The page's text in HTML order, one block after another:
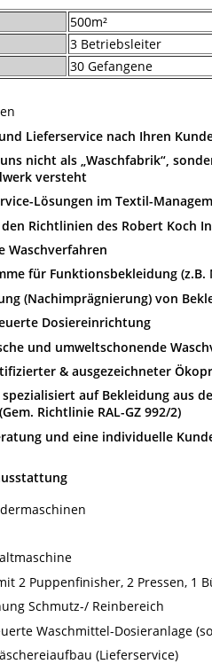
500m²
3 Betriebsleiter
30 Gefangene
Lieferservice nach Ihren
nicht als „Waschfabrik“,
versteht
Lösungen im Textil-
den Richtlinien des Robert Koch
Waschverfahren
für Funktionsbekleidung (z.B.
(Nachimprägnierung) von
Dosiereinrichtung
und umweltschonende
& ausgezeichneter
auf Bekleidung aus
Richtlinie RAL-GZ 992/2)
und eine individuelle
2 Puppenfinisher, 2 Pressen, 1
Schmutz-/ Reinbereich
Waschmittel-Dosieranlage
(Lieferservice)